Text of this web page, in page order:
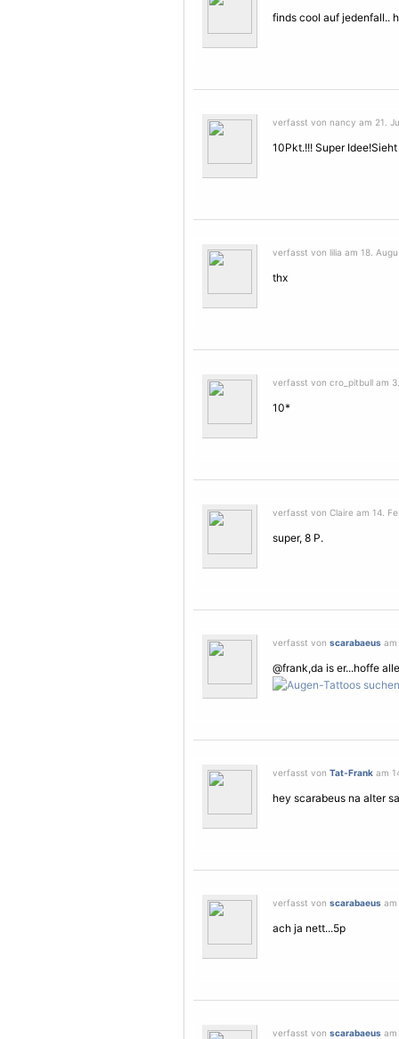
finds cool auf jedenfall..
verfasst von nancy am 21.
10Pkt.!!! Super
verfasst von lilia am 18.
thx
verfasst von cro_pitbull am
10*
verfasst von Claire am 14.
super, 8 P.
verfasst von scarabaeus am
@frank,da is er...hoffe
verfasst von Tat-Frank am
hey scarabeus na alter
verfasst von scarabaeus am
ach ja nett...5p
verfasst von scarabaeus am